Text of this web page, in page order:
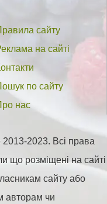
сайту
на сайті
по сайту
нас
2023. Всі права
що розміщені на сайті
сайту або
авторам чи